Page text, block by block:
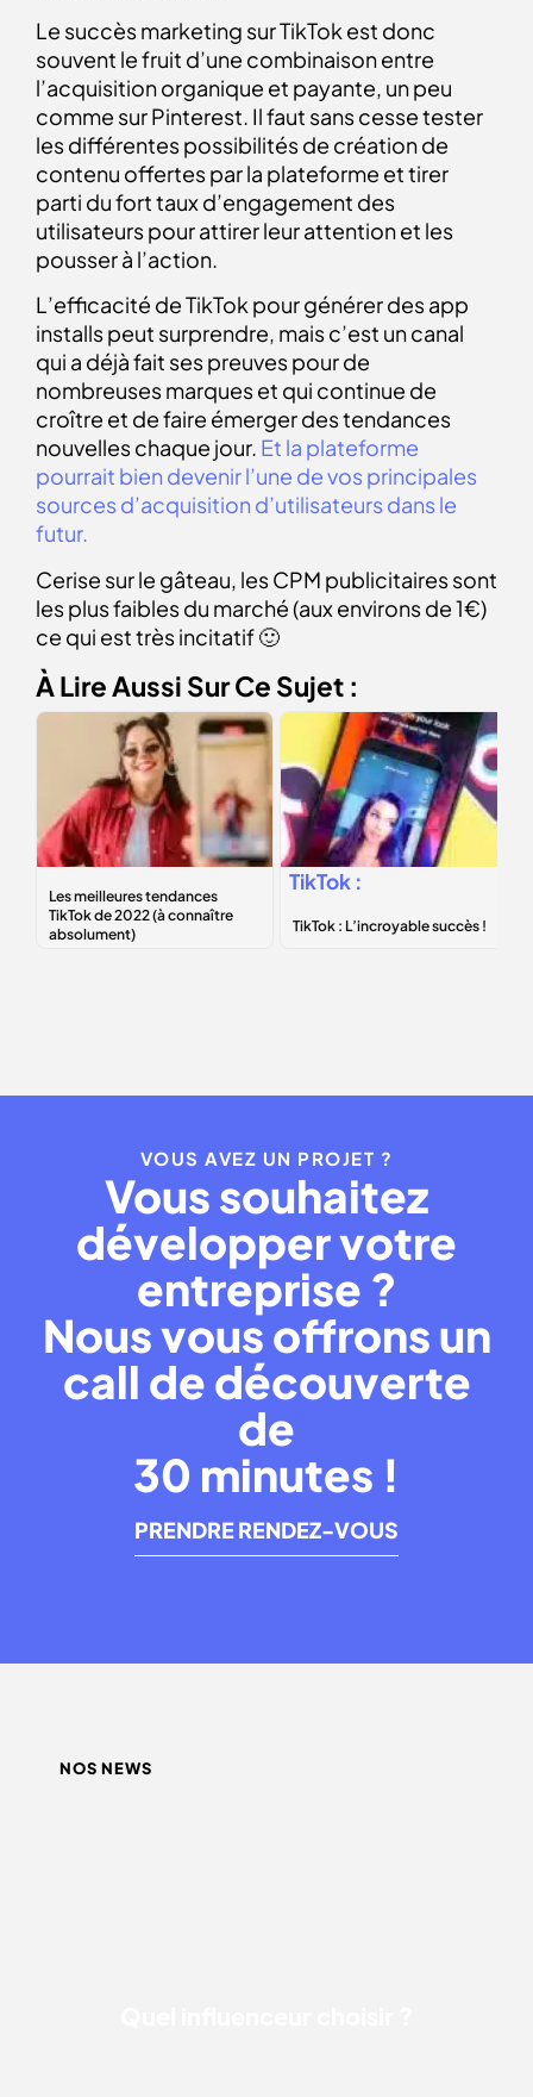
Le succès marketing sur TikTok est donc
souvent le fruit d’une combinaison entre
l’acquisition organique et payante, un peu
comme sur Pinterest. Il faut sans cesse tester
les différentes possibilités de création de
contenu offertes par la plateforme et tirer
parti du fort taux d’engagement des
utilisateurs pour attirer leur attention et les
pousser à l’action.
L’efficacité de TikTok pour générer des app
installs peut surprendre, mais c’est un canal
qui a déjà fait ses preuves pour de
nombreuses marques et qui continue de
croître et de faire émerger des tendances
nouvelles chaque jour. Et la plateforme
pourrait bien devenir l’une de vos principales
sources d’acquisition d’utilisateurs dans le
futur.
Cerise sur le gâteau, les CPM publicitaires sont
les plus faibles du marché (aux environs de 1€)
ce qui est très incitatif 🙂
À Lire Aussi Sur Ce Sujet :
tendances TikTok
de 2022 (à
TikTok :
succès !
VOUS AVEZ UN PROJET ?
Vous souhaitez
développer votre
entreprise ?
Nous vous offrons un
call de découverte
de
30 minutes !
PRENDRE RENDEZ-VOUS
NOS NEWS